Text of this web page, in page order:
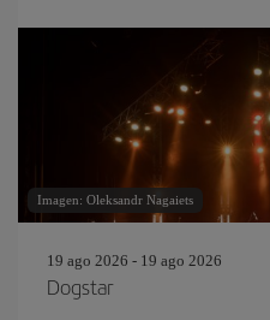
Imagen: Oleksandr Nagaiets
19 ago 2026 - 19 ago 2026
Dogstar